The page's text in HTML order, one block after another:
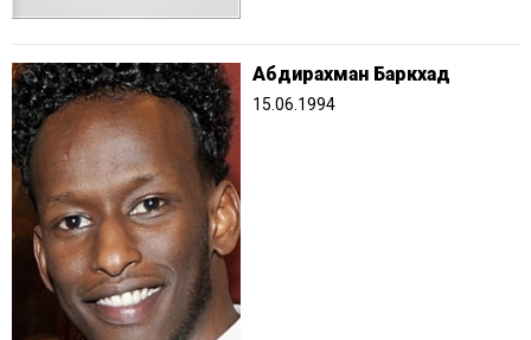
Абдирахман Баркхад
15.06.1994